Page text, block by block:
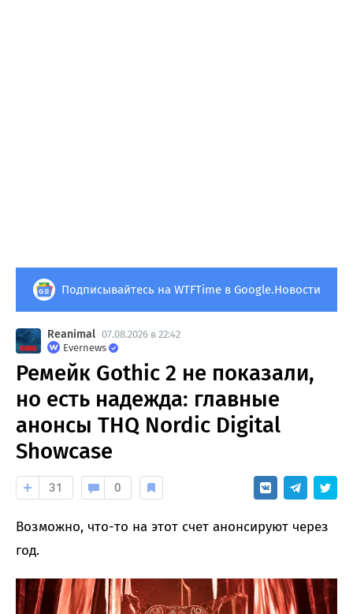
Подписывайтесь на WTFTime в Google.Новости
Reanimal 07.08.2026 в 22:42
Evernews
Ремейк Gothic 2 не показали,
но есть надежда: главные
анонсы THQ Nordic Digital
Showcase
31 0
Возможно, что-то на этот счет анонсируют через
год.